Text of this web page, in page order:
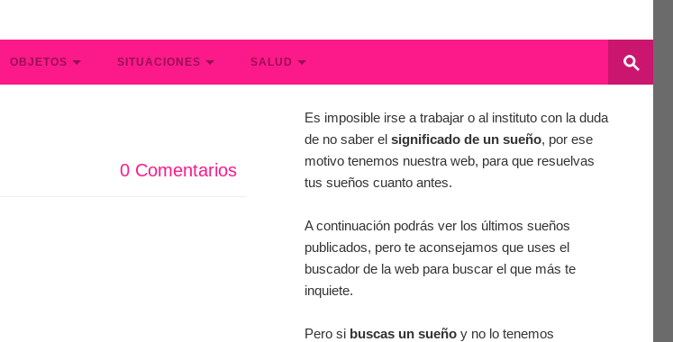
OBJETOS SITUACIONES SALUD
0 Comentarios
Es imposible irse a trabajar o al instituto con la duda
de no saber el significado de un sueño, por ese
motivo tenemos nuestra web, para que resuelvas
tus sueños cuanto antes.
A continuación podrás ver los últimos sueños
publicados, pero te aconsejamos que uses el
buscador de la web para buscar el que más te
inquiete.
Pero si buscas un sueño y no lo tenemos